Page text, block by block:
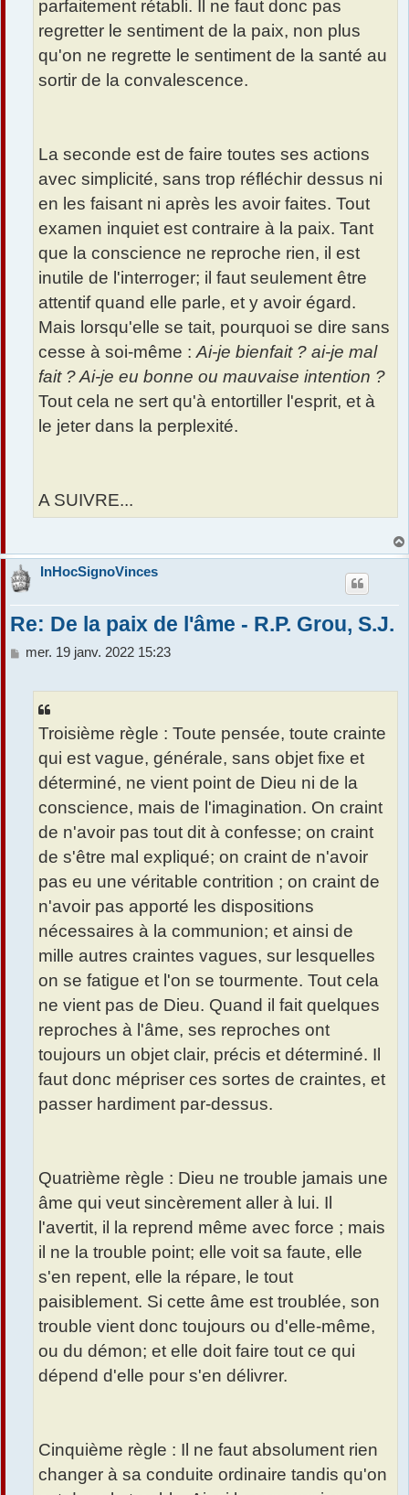
parfaitement rétabli. Il ne faut donc pas
regretter le sentiment de la paix, non plus
qu'on ne regrette le sentiment de la santé au
sortir de la convalescence.
La seconde est de faire toutes ses actions
avec simplicité, sans trop réfléchir dessus ni
en les faisant ni après les avoir faites. Tout
examen inquiet est contraire à la paix. Tant
que la conscience ne reproche rien, il est
inutile de l'interroger; il faut seulement être
attentif quand elle parle, et y avoir égard.
Mais lorsqu'elle se tait, pourquoi se dire sans
cesse à soi-même : Ai-je bienfait ? ai-je mal
fait ? Ai-je eu bonne ou mauvaise intention ?
Tout cela ne sert qu'à entortiller l'esprit, et à
le jeter dans la perplexité.
A SUIVRE...
InHocSignoVinces
Re: De la paix de l'âme - R.P. Grou, S.J.
M
mer. 19 janv. 2022 15:23
Troisième règle : Toute pensée, toute crainte
qui est vague, générale, sans objet fixe et
déterminé, ne vient point de Dieu ni de la
conscience, mais de l'imagination. On craint
de n'avoir pas tout dit à confesse; on craint
de s'être mal expliqué; on craint de n'avoir
pas eu une véritable contrition ; on craint de
n'avoir pas apporté les dispositions
nécessaires à la communion; et ainsi de
mille autres craintes vagues, sur lesquelles
on se fatigue et l'on se tourmente. Tout cela
ne vient pas de Dieu. Quand il fait quelques
reproches à l'âme, ses reproches ont
toujours un objet clair, précis et déterminé. Il
faut donc mépriser ces sortes de craintes, et
passer hardiment par-dessus.
Quatrième règle : Dieu ne trouble jamais une
âme qui veut sincèrement aller à lui. Il
l'avertit, il la reprend même avec force ; mais
il ne la trouble point; elle voit sa faute, elle
s'en repent, elle la répare, le tout
paisiblement. Si cette âme est troublée, son
trouble vient donc toujours ou d'elle-même,
ou du démon; et elle doit faire tout ce qui
dépend d'elle pour s'en délivrer.
Cinquième règle : Il ne faut absolument rien
changer à sa conduite ordinaire tandis qu'on